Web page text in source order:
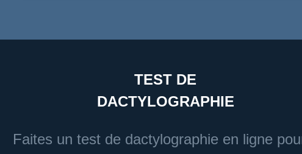
TEST DE
DACTYLOGRAPHIE
Faites un test de dactylographie en ligne